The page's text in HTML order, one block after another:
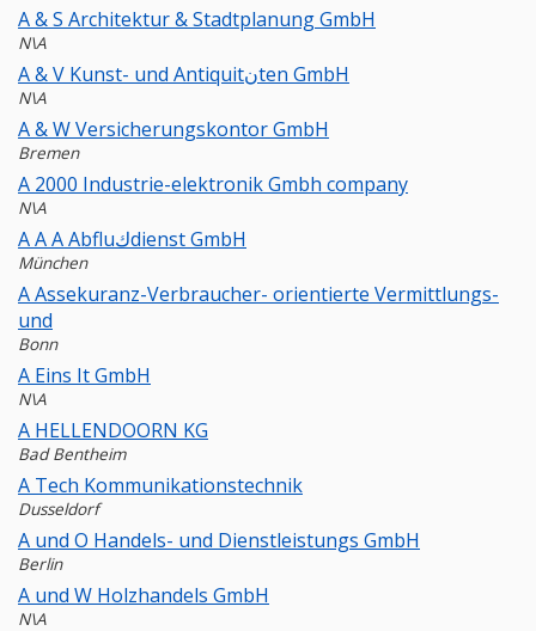
A & S Architektur & Stadtplanung GmbH
N\A
A & V Kunst- und Antiquitنten GmbH
N\A
A & W Versicherungskontor GmbH
Bremen
A 2000 Industrie-elektronik Gmbh company
N\A
A A A Abfluكdienst GmbH
München
A Assekuranz-Verbraucher- orientierte Vermittlungs-
und
Bonn
A Eins It GmbH
N\A
A HELLENDOORN KG
Bad Bentheim
A Tech Kommunikationstechnik
Dusseldorf
A und O Handels- und Dienstleistungs GmbH
Berlin
A und W Holzhandels GmbH
N\A